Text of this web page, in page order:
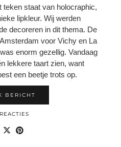
teken staat van holocraphic,
lipkleur. Wij werden
decoreren in dit thema. De
voor Vichy en La
enorm gezellig. Vandaag
lekkere taart zien, want
een beetje trots op.
BERICHT